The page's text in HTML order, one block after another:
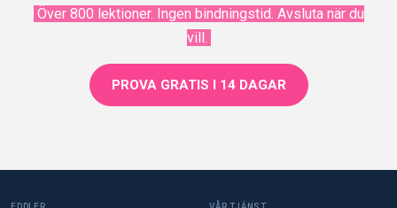
Över 800 lektioner. Ingen bindningstid. Avsluta när du
vill.
PROVA GRATIS I 14 DAGAR